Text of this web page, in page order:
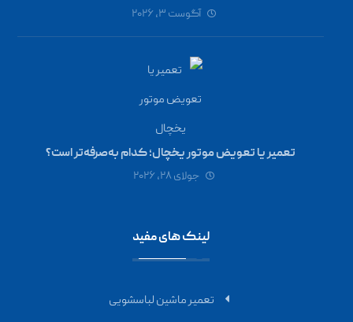
آگوست ۳, ۲۰۲۶
تعمیر یا تعویض موتور یخچال؛ کدام به‌صرفه‌تر است؟
جولای ۲۸, ۲۰۲۶
لینک های مفید
تعمیر ماشین لباسشویی